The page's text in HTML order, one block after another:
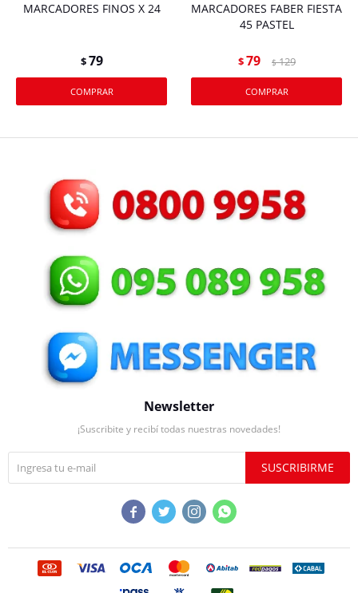
MARCADORES FINOS X 24
$79
MARCADORES FABER FIESTA
45 PASTEL
$79 $ 129
Newsletter
¡Suscribite y recibí todas nuestras novedades!
SUSCRIBIRME
   